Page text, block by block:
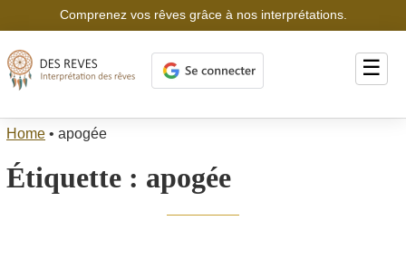
Comprenez vos rêves grâce à nos interprétations.
☰
Home • apogée
Étiquette : apogée